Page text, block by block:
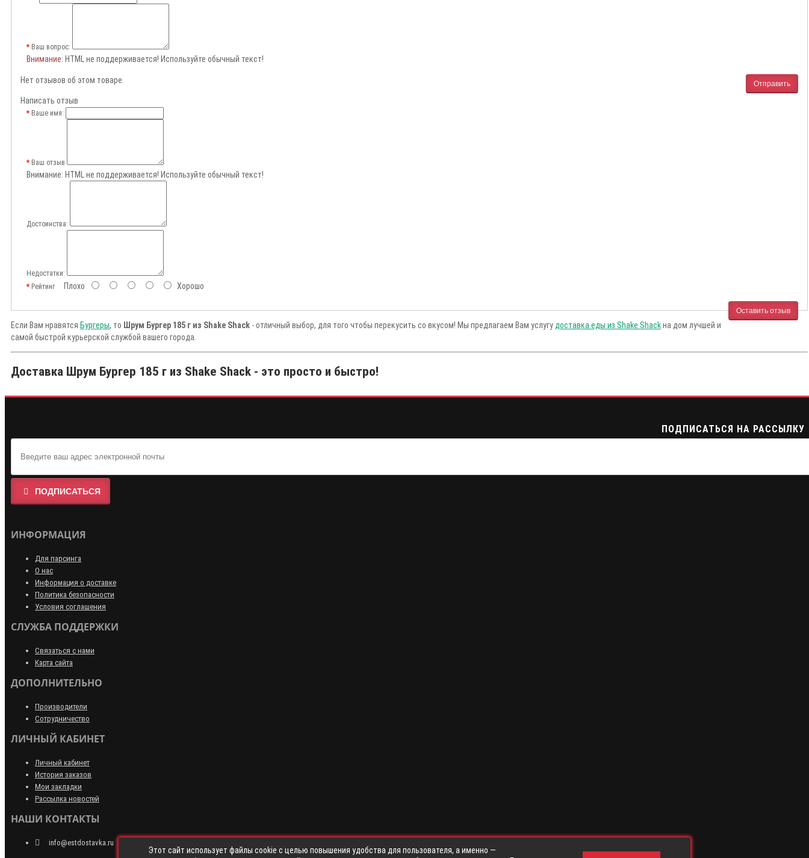
Ваш вопрос:
Внимание: HTML не поддерживается! Используйте обычный текст!
Отправить
Нет отзывов об этом товаре.
Написать отзыв
Ваше имя:
Ваш отзыв
Внимание: HTML не поддерживается! Используйте обычный текст!
Достоинства:
Недостатки:
РейтингПлохо Хорошо
Оставить отзыв
Если Вам нравятся Бургеры, то Шрум Бургер 185 г из Shake Shack - отличный выбор, для того чтобы перекусить со вкусом! Мы предлагаем Вам услугу доставка еды из Shake Shackна дом лучшей и
самой быстрой курьерской службой вашего города.
Доставка Шрум Бургер 185 г из Shake Shack - это просто и быстро!
ПОДПИСАТЬСЯ НА РАССЫЛКУ
ПОДПИСАТЬСЯ
ИНФОРМАЦИЯ
Для парсинга
О нас
Информация о доставке
Политика безопасности
Условия соглашения
СЛУЖБА ПОДДЕРЖКИ
Связаться с нами
Карта сайта
ДОПОЛНИТЕЛЬНО
Производители
Сотрудничество
ЛИЧНЫЙ КАБИНЕТ
Личный кабинет
История заказов
Мои закладки
Рассылка новостей
НАШИ КОНТАКТЫ
info@estdostavka.ru
Этот сайт использует файлы cookie с целью повышения удобства для пользователя, а именно —